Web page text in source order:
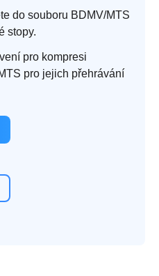
do souboru BDMV/MTS
stopy.
pro kompresi
pro jejich přehrávání